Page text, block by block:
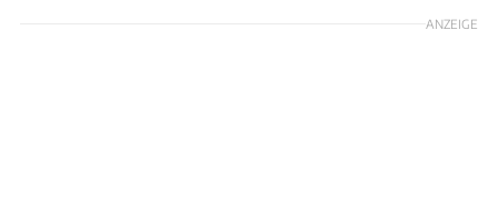
ANZEIGE